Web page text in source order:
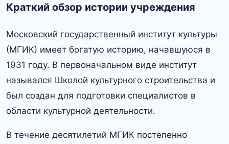
Краткий обзор истории учреждения
Московский государственный институт культуры
(МГИК) имеет богатую историю, начавшуюся в
1931 году.​ В первоначальном виде институт
назывался Школой культурного строительства и
был создан для подготовки специалистов в
области культурной деятельности.​
В течение десятилетий МГИК постепенно